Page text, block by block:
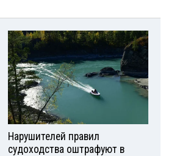
Нарушителей правил
судоходства оштрафуют в